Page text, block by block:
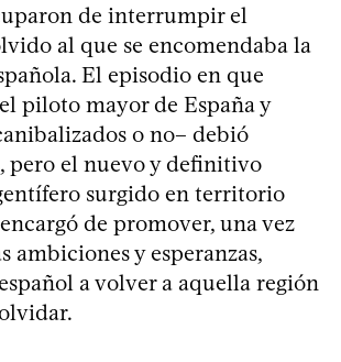
de interrumpir el
al que se encomendaba la
El episodio en que
piloto mayor de España y
o no– debió
pero el nuevo y definitivo
surgido en territorio
de promover, una vez
ambiciones y esperanzas,
a volver a aquella región